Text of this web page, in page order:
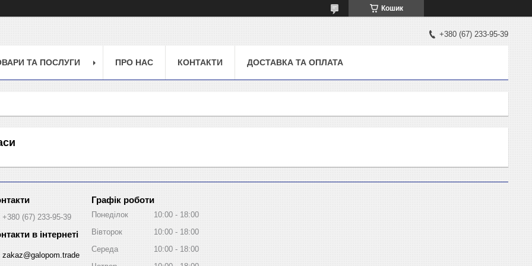
Кошик
+380 (67) 233-95-39
ТА ПОСЛУГИ ПРО НАС КОНТАКТИ ДОСТАВКА ТА ОПЛАТА
+380 (67) 233-95-39
zakaz@galopom.trade
Графік роботи
Понеділок 10:00
18:00
Вівторок
10:00
18:00
Середа
10:00
18:00